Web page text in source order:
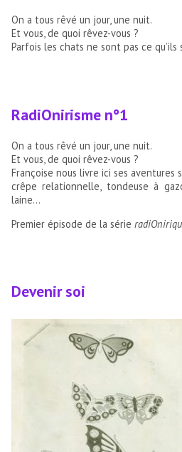
On a tous rêvé un jour, une nuit.
Et vous, de quoi rêvez-vous ?
Parfois les chats ne sont pas ce
RadiOnirisme n°1
On a tous rêvé un jour, une nuit.
Et vous, de quoi rêvez-vous ?
Françoise nous livre ici ses aventures
crêpe relationnelle, tondeuse à
laine…
Premier épisode de la série radiOnir
Devenir soi